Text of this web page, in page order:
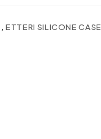
,ETTERI SILICONE CASE